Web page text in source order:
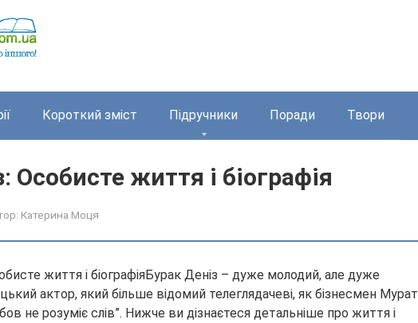
Короткий зміст Підручники Поради Твори
Особисте життя і біографія
Катерина Моця
Бурак Деніз – дуже молодий, але дуже
актор, який більше відомий телеглядачеві, як бізнесмен Мурат
не розуміє слів”. Нижче ви дізнаєтеся детальніше про життя і